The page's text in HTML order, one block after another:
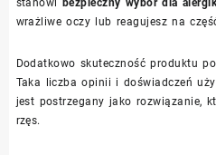
stanowi
bezpieczny wybór dla
wrażliwe oczy lub reagujesz na
Dodatkowo skuteczność produktu
Taka liczba opinii i doświadczeń
jest postrzegany jako rozwiązanie,
rzęs.